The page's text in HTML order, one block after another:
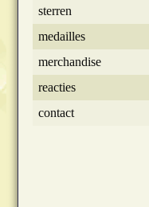
sterren
medailles
merchandise
reacties
contact